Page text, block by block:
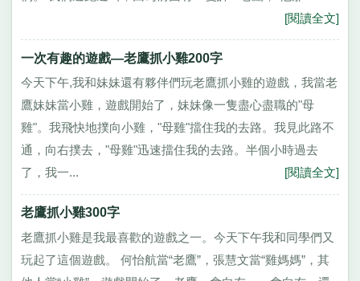
[閱讀全文]
一次有趣的遊戲—老鷹抓小雞200字
今天下午,我和妹妹還有夥伴們玩老鷹抓小雞的遊戲，我當老
鷹妹妹當小雞，遊戲開始了，妹妹像一隻盡心盡職的"母
雞"。我飛快地撲向小雞，"母雞"擋住我的去路。我見此路不
通，向右撲去，"母雞"迅速擋住我的去路。半個小時過去
了，我一...
[閱讀全文]
老鷹抓小雞300字
老鷹抓小雞是我最喜歡的遊戲之一。今天下午我和同學們又
玩起了這個遊戲。 何怡航當“老鷹”，張慧文當“雞媽媽”，其